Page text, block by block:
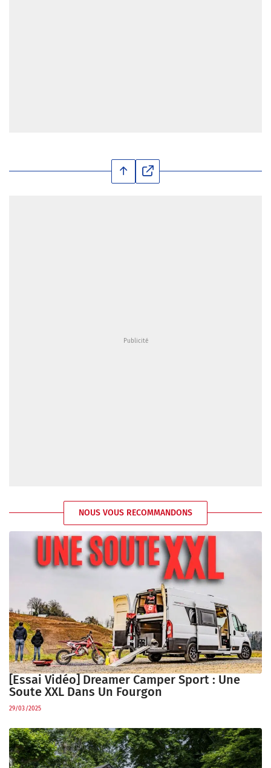
NOUS VOUS RECOMMANDONS
[Essai Vidéo] Dreamer Camper Sport : Une
Soute XXL Dans Un Fourgon
29/03/2025